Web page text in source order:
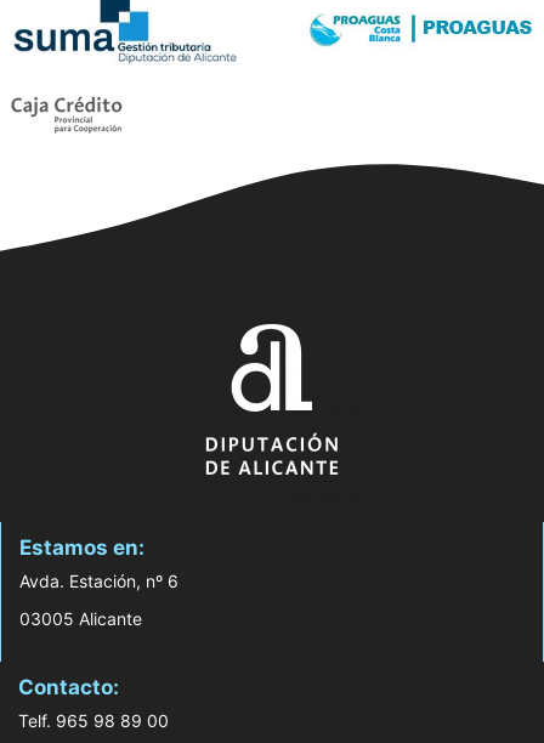
Estamos en:
Avda. Estación, nº 6
03005 Alicante
Contacto:
Telf. 965 98 89 00